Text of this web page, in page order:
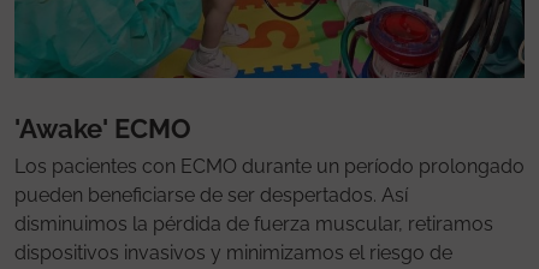
'Awake' ECMO
Los pacientes con ECMO durante un período prolongado
pueden beneficiarse de ser despertados. Así
disminuimos la pérdida de fuerza muscular, retiramos
dispositivos invasivos y minimizamos el riesgo de